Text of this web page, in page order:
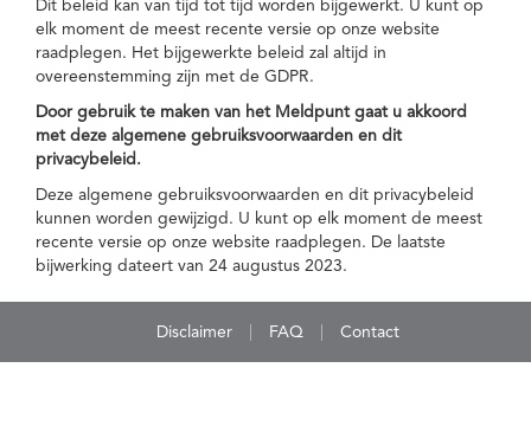
Dit beleid kan van tijd tot tijd worden bijgewerkt. U kunt op
elk moment de meest recente versie op onze website
raadplegen. Het bijgewerkte beleid zal altijd in
overeenstemming zijn met de GDPR.
Door gebruik te maken van het Meldpunt gaat u akkoord
met deze algemene gebruiksvoorwaarden en dit
privacybeleid.
Deze algemene gebruiksvoorwaarden en dit privacybeleid
kunnen worden gewijzigd. U kunt op elk moment de meest
recente versie op onze website raadplegen. De laatste
bijwerking dateert van 24 augustus 2023.
Disclaimer FAQ Contact